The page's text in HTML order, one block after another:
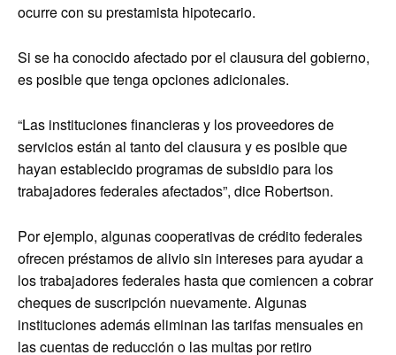
ocurre con su prestamista hipotecario.
Si se ha conocido afectado por el clausura del gobierno,
es posible que tenga opciones adicionales.
“Las instituciones financieras y los proveedores de
servicios están al tanto del clausura y es posible que
hayan establecido programas de subsidio para los
trabajadores federales afectados”, dice Robertson.
Por ejemplo, algunas cooperativas de crédito federales
ofrecen préstamos de alivio sin intereses para ayudar a
los trabajadores federales hasta que comiencen a cobrar
cheques de suscripción nuevamente. Algunas
instituciones además eliminan las tarifas mensuales en
las cuentas de reducción o las multas por retiro